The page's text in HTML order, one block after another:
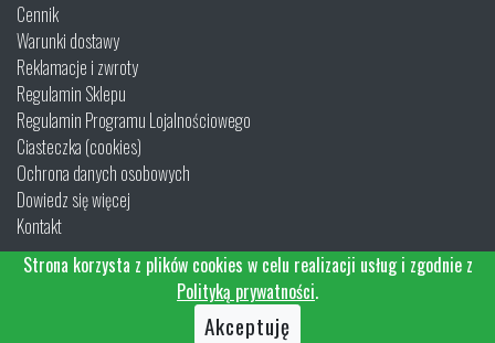
Cennik
Warunki dostawy
Reklamacje i zwroty
Regulamin Sklepu
Regulamin Programu Lojalnościowego
Ciasteczka (cookies)
Ochrona danych osobowych
Dowiedz się więcej
Kontakt
Strona korzysta z plików cookies w celu realizacji usług i zgodnie z
Polityką prywatności.
Akceptuję